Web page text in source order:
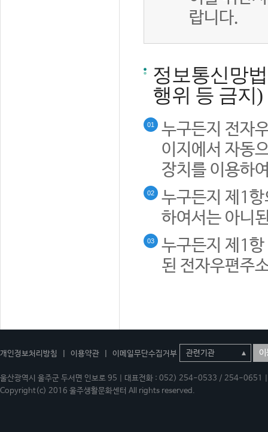
랍니다.
정보통신망
행위 등 금지)
01
누구든지 전자
이지에서 자동
장치를 이용하
02
누구든지 제1
하여서는 아니
03
누구든지 제1
된 전자우편주
개인정보처리방침 이용약관 이메일무단수집거부 이
울산광역시 울주군 두서면 인보로 95 | 대표전화 : 052) 254-0533 / 254-
Copyright(c) 2016 울주생활문화센터 All rights reserved.